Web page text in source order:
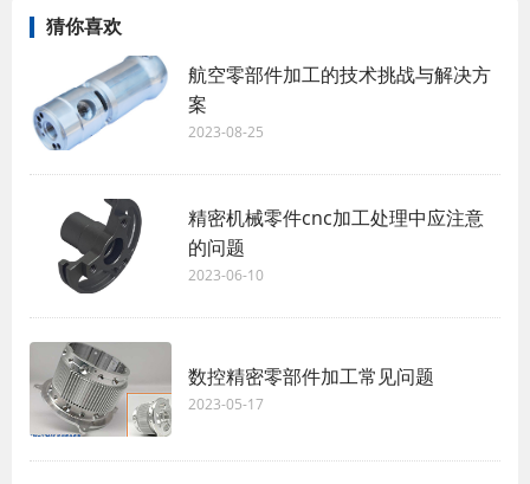
猜你喜欢
航空零部件加工的技术挑战与解决方
案
2023-08-25
精密机械零件cnc加工处理中应注意
的问题
2023-06-10
数控精密零部件加工常见问题
2023-05-17